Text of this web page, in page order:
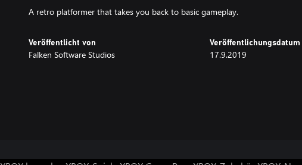
A retro platformer that takes you back to basic gameplay.
Veröffentlicht von
Falken Software Studios
Veröffentlichungsdatum
17.9.2019